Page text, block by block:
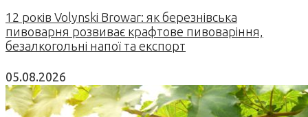
12 років Volynski Browar: як березнівська
пивоварня розвиває крафтове пивоваріння,
безалкогольні напої та експорт
05.08.2026